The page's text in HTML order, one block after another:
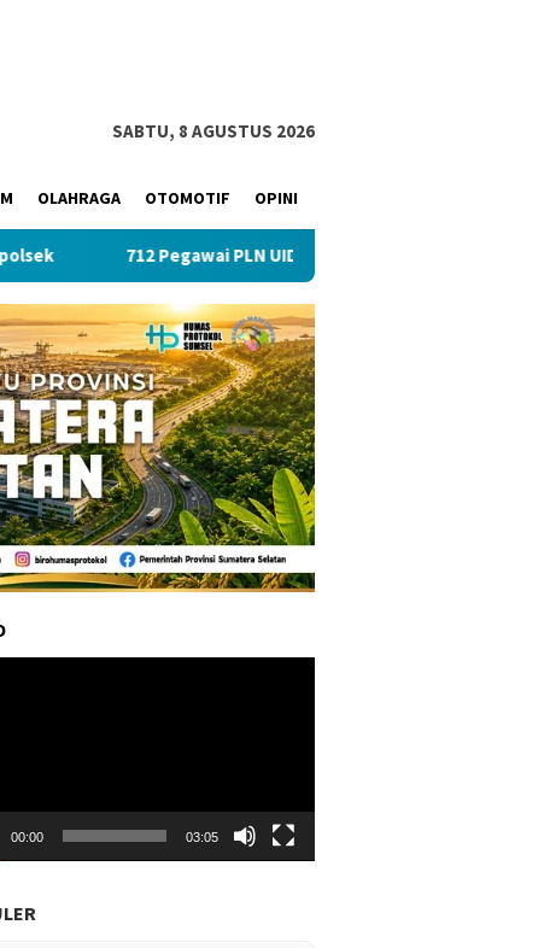
SABTU, 8 AGUSTUS 2026
OLAHRAGA OTOMOTIF OPINI
712 Pegawai PLN UID S2JB Tekan Emisi Lewat Clean Energy
00:00 03:05